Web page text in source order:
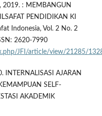
2019. : MEMBANGUN
PENDIDIKAN KI
Indonesia, Vol. 2 No. 2
2620-7990
JFI/article/view/21285/
INTERNALISASI AJARAN
SELF-
AKADEMIK